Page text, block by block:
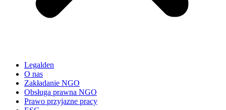
Legalden
O nas
Zakładanie NGO
Obsługa prawna NGO
Prawo przyjazne pracy